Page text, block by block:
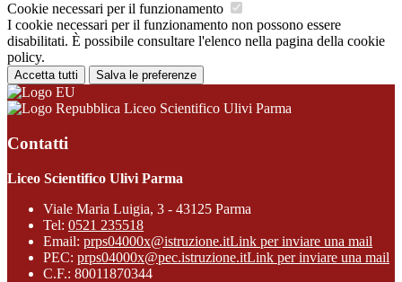
Cookie necessari per il funzionamento
I cookie necessari per il funzionamento non possono essere
disabilitati. È possibile consultare l'elenco nella pagina della cookie
policy.
Accetta tutti Salva le preferenze
Liceo Scientifico Ulivi Parma
Contatti
Liceo Scientifico Ulivi Parma
Viale Maria Luigia, 3 - 43125 Parma
Tel: 0521 235518
Email: prps04000x@istruzione.itLink per inviare una mail
PEC: prps04000x@pec.istruzione.itLink per inviare una mail
C.F.: 80011870344